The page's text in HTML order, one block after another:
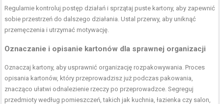
Regularnie kontroluj postęp działań i sprzątaj puste kartony, aby zapewnić
sobie przestrzeń do dalszego działania. Ustal przerwy, aby uniknąć
przemęczenia i utrzymać motywację.
Oznaczanie i opisanie kartonów dla sprawnej organizacji
Oznaczaj kartony, aby usprawnić organizację rozpakowywania. Proces
opisania kartonów, który przeprowadzisz już podczas pakowania,
znacząco ułatwi odnalezienie rzeczy po przeprowadzce. Segreguj
przedmioty według pomieszczeń, takich jak kuchnia, łazienka czy salon,